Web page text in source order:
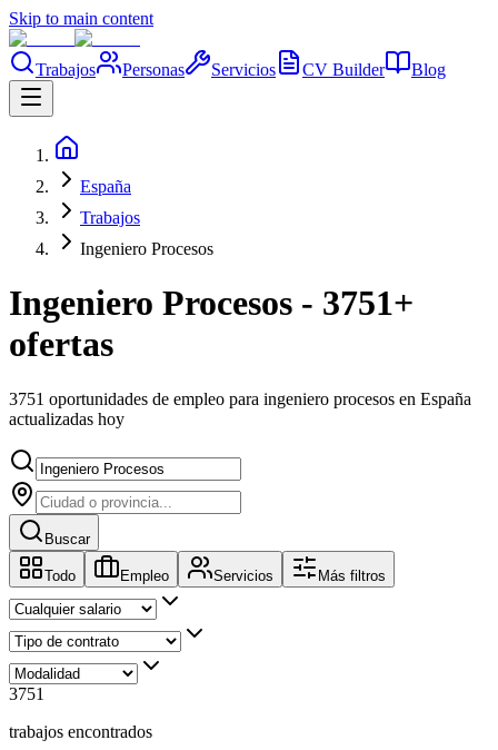
Skip to main content
Trabajos Personas Servicios CV Builder Blog
España
Trabajos
Ingeniero Procesos
Ingeniero Procesos - 3751+
ofertas
3751 oportunidades de empleo para ingeniero procesos en España
actualizadas hoy
Buscar
Todo Empleo Servicios Más filtros
3751
trabajos encontrados